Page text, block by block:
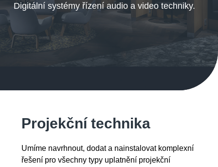
Digitální systémy řízení audio a video techniky.
Projekční technika
Umíme navrhnout, dodat a nainstalovat komplexní
řešení pro všechny typy uplatnění projekční